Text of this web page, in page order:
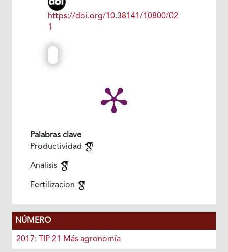
https://doi.org/10.38141/10800/02
1
Palabras clave
Productividad
Analisis
Fertilizacion
NÚMERO
2017: TIP 21 Más agronomía